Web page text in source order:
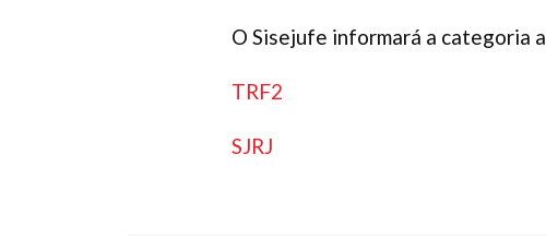
O Sisejufe informará a categoria
TRF2
SJRJ